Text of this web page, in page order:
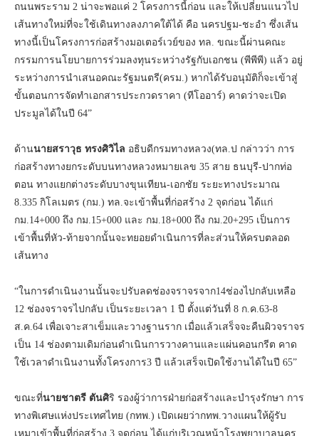
ถนนพระราม 2 น่าจะพอแค่ 2 โครงการนี้ก่อน และให้เปลี่ยนแนวไป
เส้นทางใหม่ที่จะใช้เดินทางลงภาคใต้ได้ คือ นครปฐม-ชะอำ ซึ่งเส้น
ทางนี้เป็นโครงการก่อสร้างมอเตอร์เวย์ของ ทล. ขณะนี้ผ่านคณะ
กรรมการนโยบายการร่วมลงทุนระหว่างรัฐกับเอกชน (พีพีพี) แล้ว อยู่
ระหว่างการนำเสนอคณะรัฐมนตรี(ครม.) หากได้รับอนุมัติก็จะเข้าสู่
ขั้นตอนการจัดทำเอกสารประกวดราคา (ทีโออาร์) คาดว่าจะเปิด
ประมูลได้ในปี 64”
ด้านนายสราวุธ ทรงศิวิไล อธิบดีกรมทางหลวง(ทล.ป กล่าวว่า การ
ก่อสร้างทางยกระดับบนทางหลวงหมายเลข 35 สาย ธนบุรี-ปากท่อ
ตอน ทางแยกต่างระดับบางขุนเทียน-เอกชัย ระยะทางประมาณ
8.335 กิโลเมตร (กม.) ทล.จะเข้าพื้นที่ก่อสร้าง 2 จุดก่อน ได้แก่
กม.14+000 ถึง กม.15+000 และ กม.18+000 ถึง กม.20+295 เป็นการ
เข้าพื้นที่หัว-ท้ายจากนั้นจะทยอยดำเนินการที่ละส่วนให้ครบตลอด
เส้นทาง
“ในการดำเนินงานนั้นจะปรับลดช่องจราจรจาก14ช่องไปกลับเหลือ
12 ช่องจราจรไปกลับ เป็นระยะเวลา 1 ปี ตั้งแต่วันที่ 8 ก.ค.63-8
ส.ค.64 เพื่อเจาะสาเข็มและวางฐานราก เมื่อแล้วเสร็จจะคืนผิวจราจร
เป็น 14 ช่องตามเดิมก่อนดำเนินการวางคานและแผ่นคอนกรีต คาด
ใช้เวลาดำเนินงานทั้งโครงการ3 ปี แล้วเสร็จเปิดใช้งานได้ในปี 65”
ขณะที่นายชาตรี ตันศิริ รองผู้ว่าการฝ่ายก่อสร้างและบำรุงรักษา การ
ทางพิเศษแห่งประเทศไทย (กทพ.) เปิดเผยว่ากทพ.วางแผนให้ผู้รับ
เหมาเข้าพื้นที่ก่อสร้าง 3 จุดก่อน ได้แก่บริเวณหน้าโรงพยาบาลนคร